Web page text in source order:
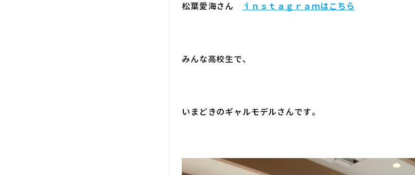
松葉愛海さん ｉｎｓｔａｇｒａｍはこちら
みんな高校生で、
いまどきのギャルモデルさんです。